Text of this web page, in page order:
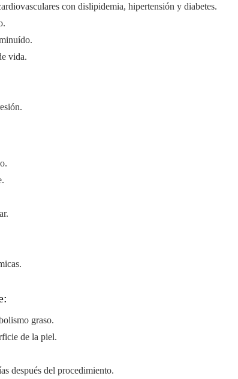
con dislipidemia, hipertensión y diabetes.
vida.
graso.
de la piel.
después del procedimiento.